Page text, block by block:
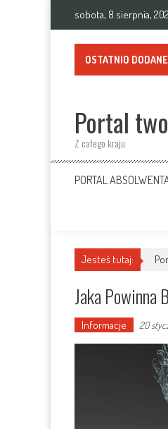
sobota, 8 sierpnia,
OSTATNIO
Portal
Z całego kraju
PORTAL
Jesteś tutaj:
Jaka Powinna
Informacje 20